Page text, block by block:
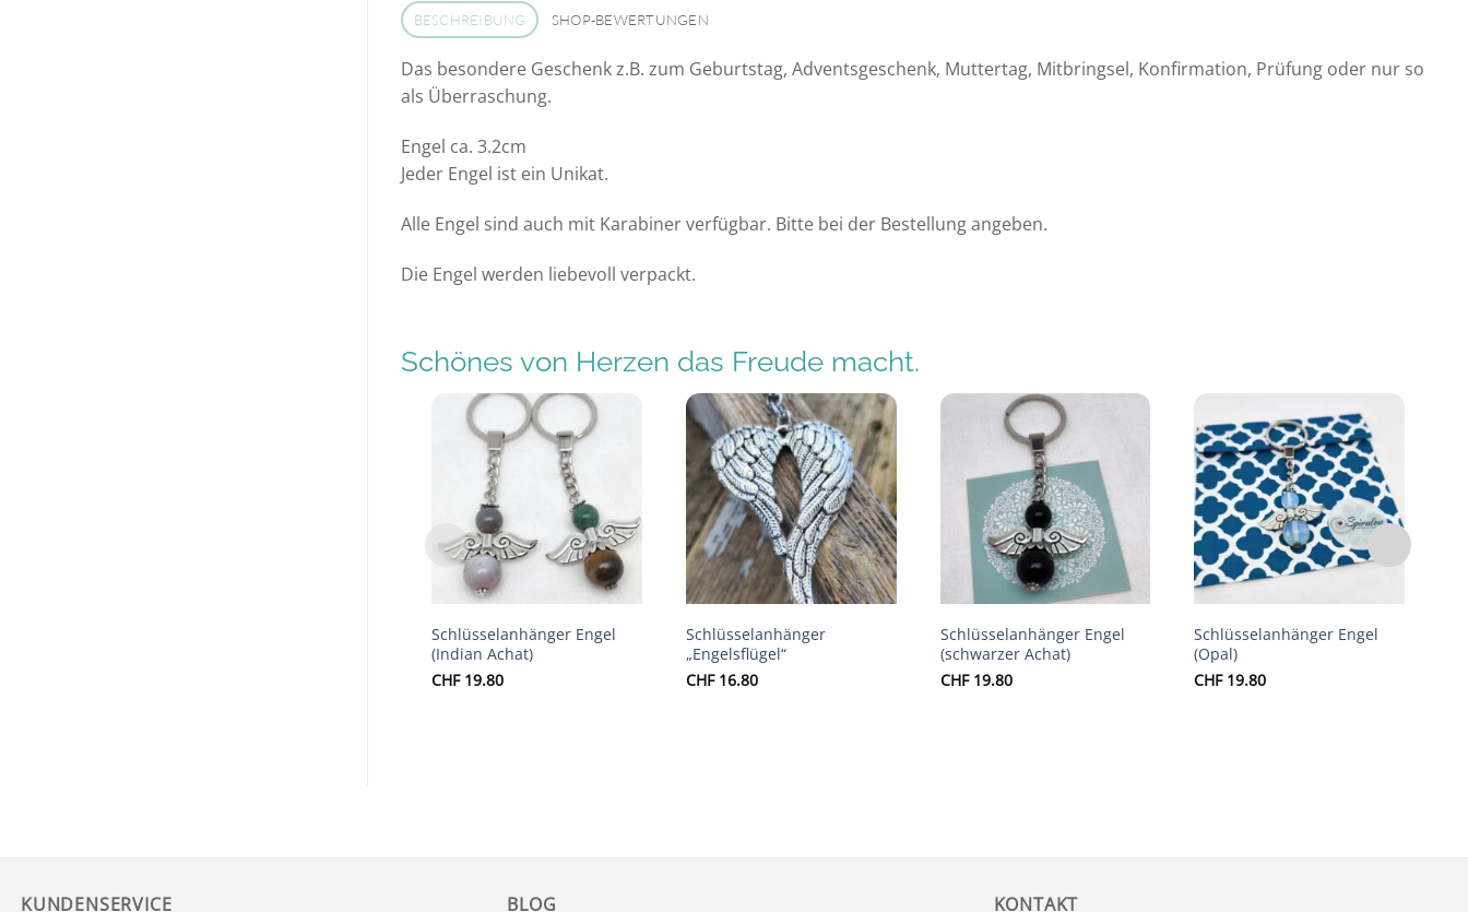
BESCHREIBUNG SHOP-BEWERTUNGEN
Das besondere Geschenk z.B. zum Geburtstag, Adventsgeschenk, Muttertag, Mitbringsel, Konfirmation, Prüfung oder nur so
als Überraschung.
Engel ca. 3.2cm
Jeder Engel ist ein Unikat.
Alle Engel sind auch mit Karabiner verfügbar. Bitte bei der Bestellung angeben.
Die Engel werden liebevoll verpackt.
Schönes von Herzen das Freude macht.
Auf die
Wunschliste
Schlüsselanhänger Engel
(Indian Achat)
CHF19.80
Auf die
Wunschliste
Schlüsselanhänger
„Engelsflügel“
CHF16.80
Auf die
Wunschliste
Schlüsselanhänger Engel
(schwarzer Achat)
CHF19.80
Auf die
Wunschliste
Schlüsselanhänger Engel
(Opal)
CHF19.80
KUNDENSERVICE BLOG KONTAKT